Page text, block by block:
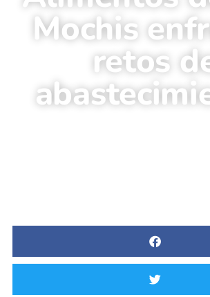
Mochis
retos